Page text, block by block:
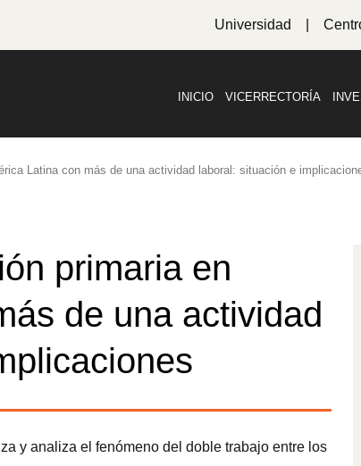
Universidad
INICIO VICERRECTORÍA
Latina con más de una actividad laboral: situación e
primaria en
de una actividad
y analiza el fenómeno del doble trabajo entre los